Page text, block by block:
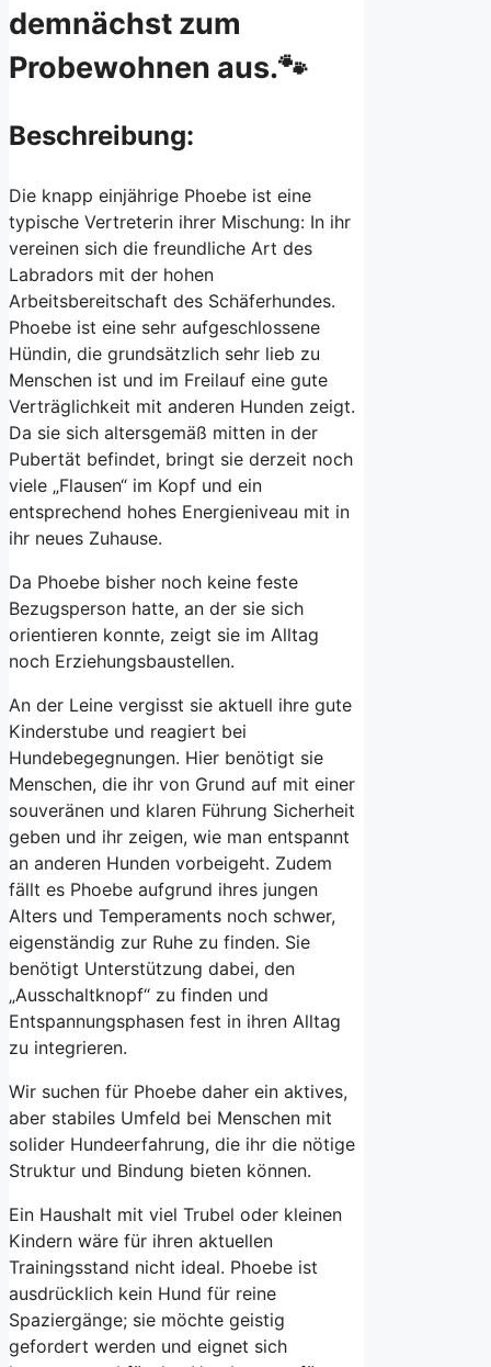
demnächst zum
Probewohnen aus.🐾
Beschreibung:
Die knapp einjährige Phoebe ist eine
typische Vertreterin ihrer Mischung: In ihr
vereinen sich die freundliche Art des
Labradors mit der hohen
Arbeitsbereitschaft des Schäferhundes.
Phoebe ist eine sehr aufgeschlossene
Hündin, die grundsätzlich sehr lieb zu
Menschen ist und im Freilauf eine gute
Verträglichkeit mit anderen Hunden zeigt.
Da sie sich altersgemäß mitten in der
Pubertät befindet, bringt sie derzeit noch
viele „Flausen“ im Kopf und ein
entsprechend hohes Energieniveau mit in
ihr neues Zuhause.
Da Phoebe bisher noch keine feste
Bezugsperson hatte, an der sie sich
orientieren konnte, zeigt sie im Alltag
noch Erziehungsbaustellen.
An der Leine vergisst sie aktuell ihre gute
Kinderstube und reagiert bei
Hundebegegnungen. Hier benötigt sie
Menschen, die ihr von Grund auf mit einer
souveränen und klaren Führung Sicherheit
geben und ihr zeigen, wie man entspannt
an anderen Hunden vorbeigeht. Zudem
fällt es Phoebe aufgrund ihres jungen
Alters und Temperaments noch schwer,
eigenständig zur Ruhe zu finden. Sie
benötigt Unterstützung dabei, den
„Ausschaltknopf“ zu finden und
Entspannungsphasen fest in ihren Alltag
zu integrieren.
Wir suchen für Phoebe daher ein aktives,
aber stabiles Umfeld bei Menschen mit
solider Hundeerfahrung, die ihr die nötige
Struktur und Bindung bieten können.
Ein Haushalt mit viel Trubel oder kleinen
Kindern wäre für ihren aktuellen
Trainingsstand nicht ideal. Phoebe ist
ausdrücklich kein Hund für reine
Spaziergänge; sie möchte geistig
gefordert werden und eignet sich